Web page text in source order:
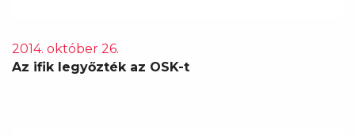
2014. október 26.
Az ifik legyőzték az OSK-t